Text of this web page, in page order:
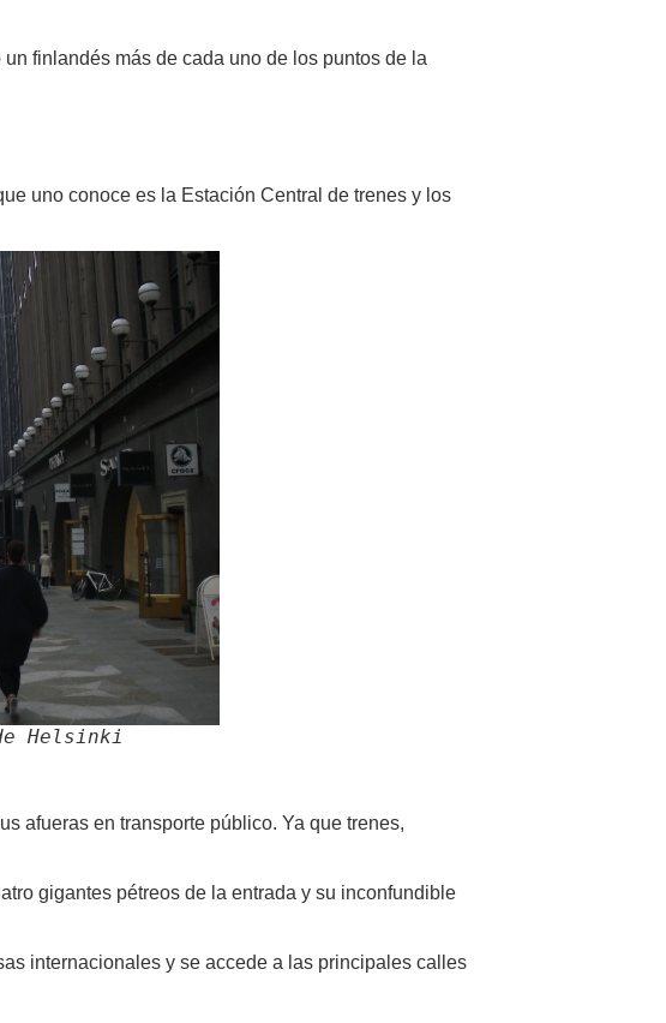
finlandés más de cada uno de los puntos de la
uno conoce es la Estación Central de trenes y los
Helsinki
afueras en transporte público. Ya que trenes,
gigantes pétreos de la entrada y su inconfundible
internacionales y se accede a las principales calles